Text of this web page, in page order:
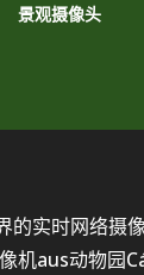
景观摄像头
的实时网络摄
机aus动物园